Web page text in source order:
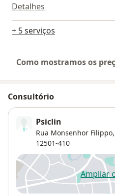
Detalhes
+ 5 serviços
Como mostramos os
Consultório
Psiclin
Rua Monsenhor
12501-410
Ampliar